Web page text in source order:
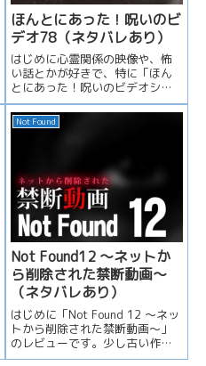
ほんとにあった！呪いのビ
デオ78（ネタバレあり）
はじめに心霊関係の映像や、怖
い話とかが好きで、特に「ほん
とにあった！呪いのビデオシリ
ーズ」が好きなんですよね。こ
れは、い...
Not Found
Not Found12 ～ネットか
ら削除された禁断動画～
（ネタバレあり）
はじめに「Not Found 12 ～ネッ
トから削除された禁断動画～」
のレビューです。少し古い作品
なので今更なのですが、...